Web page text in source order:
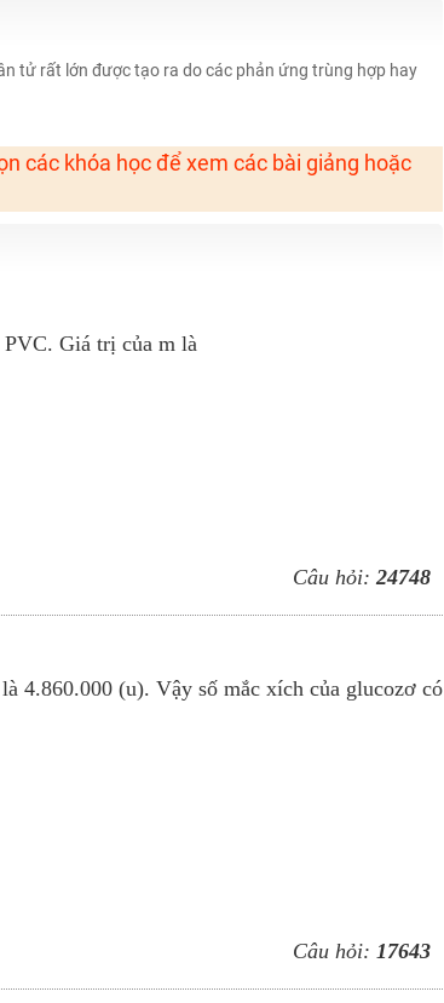
07/2025)
tử rất lớn được tạo ra do các phản ứng trùng hợp hay
các khóa học để xem các bài giảng hoặc
Giá trị của m là
Câu hỏi: 24748
4.860.000 (u). Vậy số mắc xích của glucozơ có
Câu hỏi: 17643